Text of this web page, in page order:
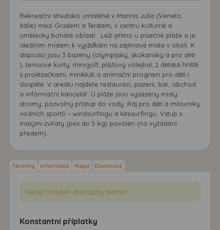
Rekreační středisko umístěné v Marina Julia (Veneto,
Itálie) mezi Gradem a Terstem, v centru kulturně a
umělecky bohaté oblasti . Leží přímo u písečné pláže a je
ideálním místem k vyjížďkám na zajímavá místa v okolí. K
dispozici jsou 3 bazény (olympijský, skokanský a pro děti
), tenisové kurty, minigolf, plážový volejbal, 2 dětská hřiště
s prolézačkami, miniklub a animační program pro děti i
dospělé. V areálu najdete restauraci, pizzerii, bar, obchod
a informační kancelář. U pláže jsou vysázeny místy
stromy, pozvolný přístup do vody. Ráj pro děti a milovníky
vodních sportů – windsurfingu a kitesurfingu. Vstup s
malými zvířaty (pes do 5 kg) povolen (na vyžádání
předem).
Termíny Informace Mapa Destinace
Nebyl nalezen dostupný termín.
Konstantní příplatky